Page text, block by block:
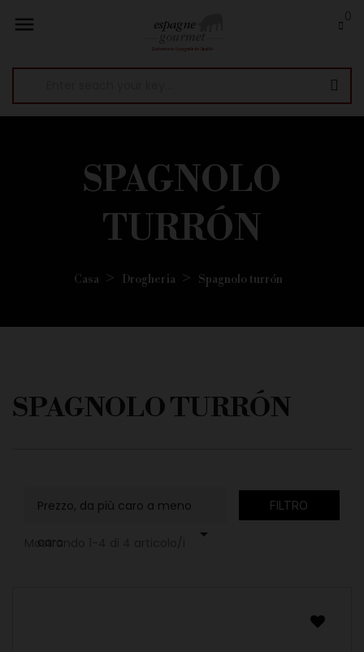

SPAGNOLO
TURRÓN
Casa Drogheria Spagnolo turrón
SPAGNOLO TURRÓN
Prezzo, da più caro a meno
caro 
FILTRO
Mostrando 1-4 di 4 articolo/i